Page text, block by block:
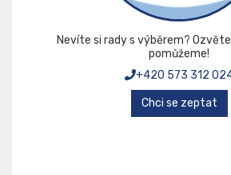
Nevíte si rady s výběrem?
pomůžeme!
+420 573 312
Chci se zeptat